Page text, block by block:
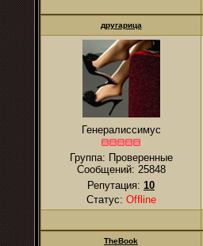
другарица
Генералиссимус
Группа: Проверенные
Сообщений: 25848
Репутация: 10
Статус: Offline
TheBook